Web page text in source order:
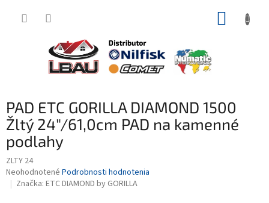
PAD ETC GORILLA DIAMOND 1500
Žltý 24"/61,0cm PAD na kamenné
podlahy
ZLTY 24
Priemerné
hodnotenie
Neohodnotené Podrobnosti hodnotenia
Značka: ETC DIAMOND by GORILLA